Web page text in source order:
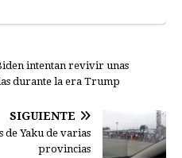
intentan revivir unas
durante la era Trump
SIGUIENTE
de Yaku de varias
provincias